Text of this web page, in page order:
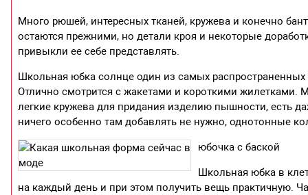
Много рюшей, интересных тканей, кружева и конечно
остаются прежними, но детали кроя и некоторые
привыкли ее себе представлять.
Школьная юбка солнце один из самых
Отлично смотрится с жакетами и короткими
легкие кружева для придания изделию пышности, есть
ничего особенно там добавлять не нужно, однотонные
юбочка с баской
Школьная юбка в
на каждый день и при этом получить вещь практичную.